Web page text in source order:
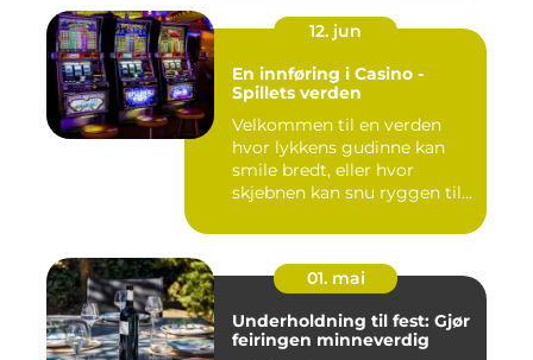
12. jun
En innføring i Casino -
Spillets verden
Velkommen til en verden
hvor lykkens gudinne kan
smile bredt, eller hvor
skjebnen kan snu ryggen til...
01. mai
Underholdning til fest: Gjør
feiringen minneverdig